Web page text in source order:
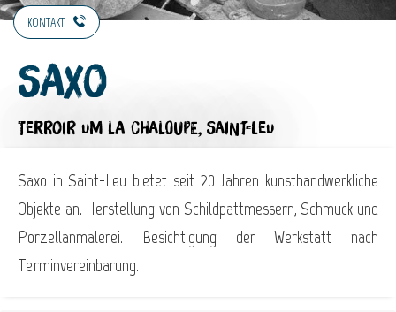
KONTAKT
Saxo
TERROIR UM LA CHALOUPE, SAINT-LEU
Saxo in Saint-Leu bietet seit 20 Jahren kunsthandwerkliche
Objekte an. Herstellung von Schildpattmessern, Schmuck und
Porzellanmalerei. Besichtigung der Werkstatt nach
Terminvereinbarung.